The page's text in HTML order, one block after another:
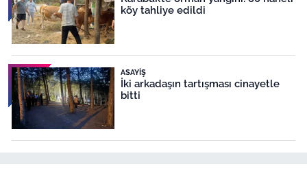
köy tahliye edildi
ASAYIŞ
İki arkadaşın tartışması cinayetle
bitti